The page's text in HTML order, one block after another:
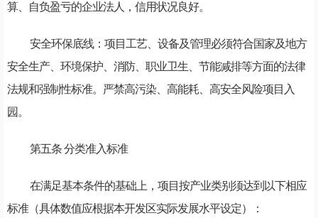
算、自负盈亏的企业法人，信用状况良好。
安全环保底线：项目工艺、设备及管理必须符合国家及地方
安全生产、环境保护、消防、职业卫生、节能减排等方面的法律
法规和强制性标准。严禁高污染、高能耗、高安全风险项目入
园。
第五条 分类准入标准
在满足基本条件的基础上，项目按产业类别须达到以下相应
标准（具体数值应根据本开发区实际发展水平设定）：